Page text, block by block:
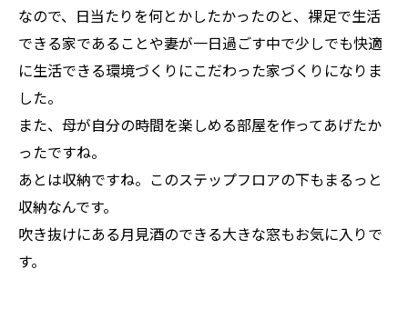
なので、日当たりを何とかしたかったのと、裸足で生活
できる家であることや妻が一日過ごす中で少しでも快適
に生活できる環境づくりにこだわった家づくりになりま
した。
また、母が自分の時間を楽しめる部屋を作ってあげたか
ったですね。
あとは収納ですね。このステップフロアの下もまるっと
収納なんです。
吹き抜けにある月見酒のできる大きな窓もお気に入りで
す。